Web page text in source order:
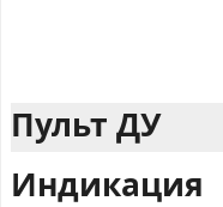
Пульт ДУ
Индикация